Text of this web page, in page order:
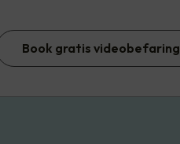
Book gratis videobefaring